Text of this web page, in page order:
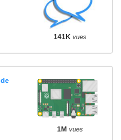
141K vues
1M vues